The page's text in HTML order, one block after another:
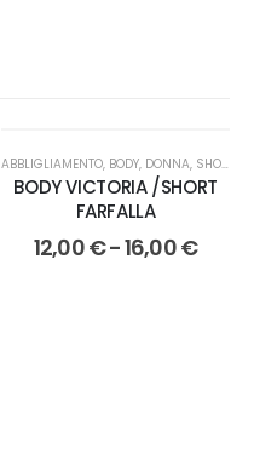
ABBLIGLIAMENTO, BODY, DONNA, SHORT
BODY VICTORIA /SHORT
FARFALLA
12,00€-16,00€